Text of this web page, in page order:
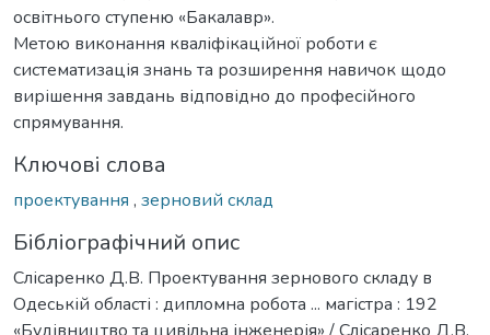
освітнього ступеню «Бакалавр».
Метою виконання кваліфікаційної роботи є
систематизація знань та розширення навичок щодо
вирішення завдань відповідно до професійного
спрямування.
Ключові слова
проектування , зерновий склад
Бібліографічний опис
Слісаренко Д.В. Проектування зернового складу в
Одеській області : дипломна робота ... магістра : 192